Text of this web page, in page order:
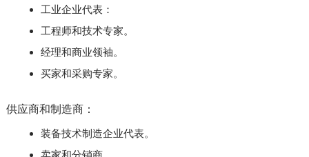
工业企业代表：
工程师和技术专家。
经理和商业领袖。
买家和采购专家。
供应商和制造商：
装备技术制造企业代表。
卖家和分销商。